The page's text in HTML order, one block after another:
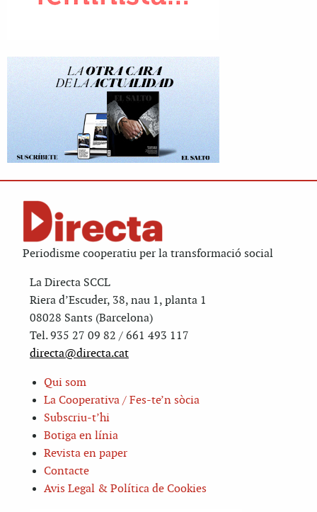
Periodisme cooperatiu per la transformació social
La Directa SCCL
Riera d’Escuder, 38, nau 1, planta 1
08028 Sants (Barcelona)
Tel. 935 27 09 82 / 661 493 117
directa@directa.cat
Qui som
La Cooperativa / Fes-te’n sòcia
Subscriu-t’hi
Botiga en línia
Revista en paper
Contacte
Avis Legal & Política de Cookies